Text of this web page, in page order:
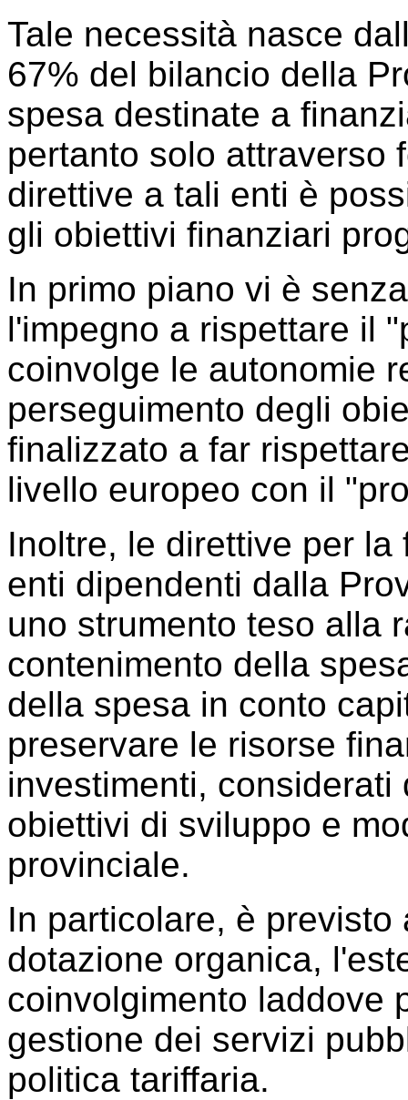
Tale necessità nasce
67% del bilancio della
spesa destinate a
pertanto solo attraverso
direttive a tali enti è
gli obiettivi finanziari
In primo piano vi è
l'impegno a rispettare il
coinvolge le autonomie
perseguimento degli
finalizzato a far
livello europeo con il
Inoltre, le direttive per
enti dipendenti dalla
uno strumento teso alla
contenimento della
della spesa in conto
preservare le risorse
investimenti,
obiettivi di sviluppo e
provinciale.
In particolare, è
dotazione organica,
coinvolgimento laddove
gestione dei servizi
politica tariffaria.